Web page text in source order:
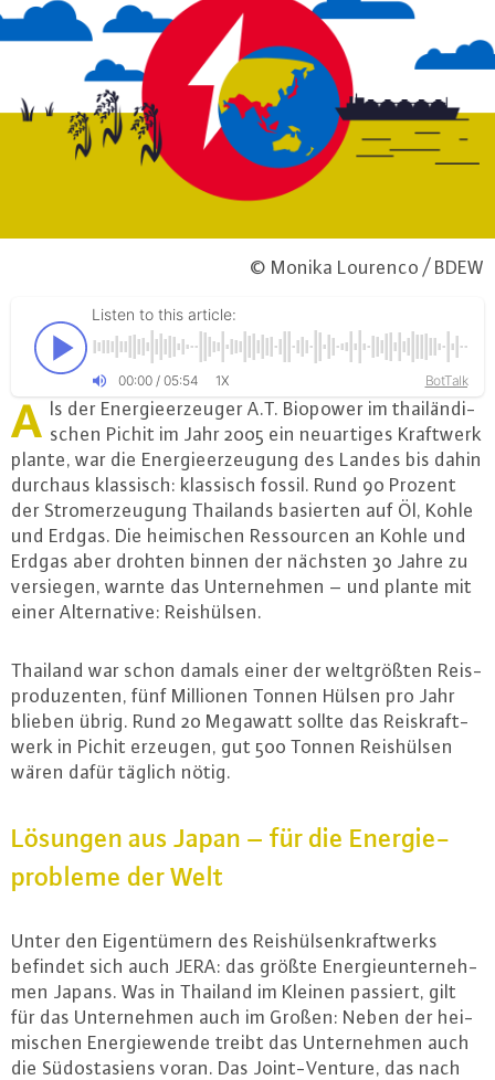
© Monika Lourenco / BDEW
Listen to this article:
00:00/ 05:54 1X BotTalk
A ls der En­er­gie­er­zeu­ger A.T. Biopower im thai­län­di­
schen Pichit im Jahr 2005 ein neu­ar­ti­ges Kraftwerk
plante, war die En­er­gie­er­zeu­gung des Landes bis dahin
durchaus klassisch: klassisch fossil. Rund 90 Prozent
der Strom­er­zeu­gung Thailands basierten auf Öl, Kohle
und Erdgas. Die hei­mi­schen Res­sour­cen an Kohle und
Erdgas aber drohten binnen der nächsten 30 Jahre zu
versiegen, warnte das Un­ter­neh­men – und plante mit
einer Al­ter­na­ti­ve: Reis­hül­sen.
Thailand war schon damals einer der welt­größ­ten Reis­
pro­du­zen­ten, fünf Millionen Tonnen Hülsen pro Jahr
blieben übrig. Rund 20 Megawatt sollte das Reis­kraft­
werk in Pichit erzeugen, gut 500 Tonnen Reis­hül­sen
wären dafür täglich nötig.
Lösungen aus Japan – für die En­er­gie­
pro­ble­me der Welt
Unter den Ei­gen­tü­mern des Reis­hül­sen­kraft­werks
befindet sich auch JERA: das größte En­er­gie­un­ter­neh­
men Japans. Was in Thailand im Kleinen passiert, gilt
für das Un­ter­neh­men auch im Großen: Neben der hei­
mi­schen En­er­gie­wen­de treibt das Un­ter­neh­men auch
die Süd­ost­asi­ens voran. Das Joint-Ven­ture, das nach